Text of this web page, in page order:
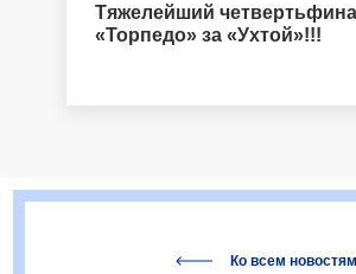
Тяжелейший
«Торпедо» за «Ухтой»!!!
Ко всем новостям